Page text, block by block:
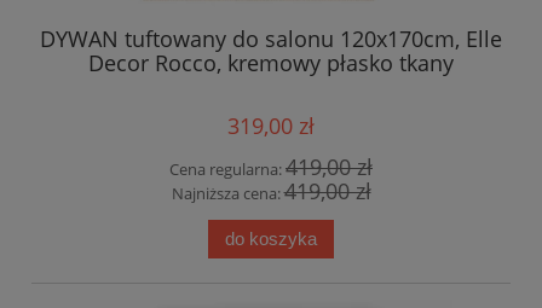
DYWAN tuftowany do salonu 120x170cm, Elle
Decor Rocco, kremowy płasko tkany
319,00 zł
Cena regularna:419,00 zł
Najniższa cena:419,00 zł
do koszyka